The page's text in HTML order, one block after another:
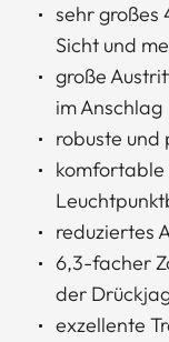
sehr großes
Sicht und
große
im Anschlag
robuste und
komfortable
reduziertes
6,3-facher
der
exzellente